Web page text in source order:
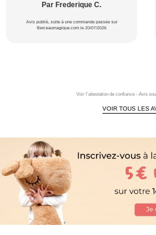
Par Frederique C.
Avis publié, suite à une commande passée sur
Berceaumagique.com le 20/07/2026
Voir l'attestation de confiance - Avis
VOIR TOUS LES